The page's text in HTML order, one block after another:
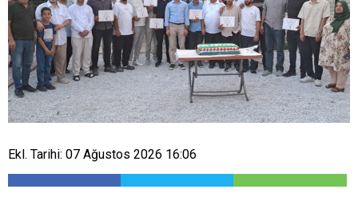
Ekl. Tarihi: 07 Ağustos 2026 16:06